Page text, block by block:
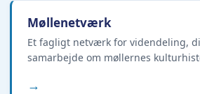
Møllenetværk
Et fagligt netværk for videndeling,
samarbejde om møllernes
→